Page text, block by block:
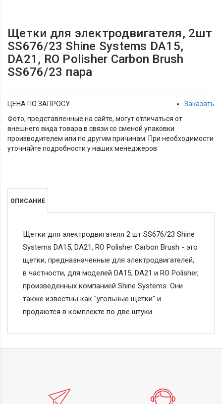
Щетки для электродвигателя, 2шт
SS676/23 Shine Systems DA15,
DA21, RO Polisher Carbon Brush
SS676/23 пара
ЦЕНА ПО ЗАПРОСУ
Заказать
Фото, представленные на сайте, могут отличаться от
внешнего вида товара в связи со сменой упаковки
производителем или по другим причинам. При необходимости
уточняйте подробности у наших менеджеров
ОПИСАНИЕ
Щетки для электродвигателя 2 шт SS676/23 Shine
Systems DA15, DA21, RO Polisher Carbon Brush - это
щетки, предназначенные для электродвигателей,
в частности, для моделей DA15, DA21 и RO Polisher,
произведенных компанией Shine Systems. Они
также известны как "угольные щетки" и
продаются в комплекте по две штуки.